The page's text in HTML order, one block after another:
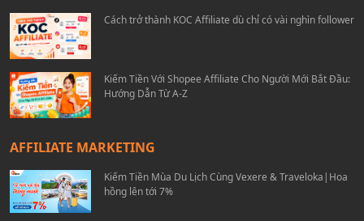
Cách trở thành KOC Affiliate dù chỉ có vài nghìn follower
Kiếm Tiền Với Shopee Affiliate Cho Người Mới Bắt Đầu:
Hướng Dẫn Từ A-Z
AFFILIATE MARKETING
Kiếm Tiền Mùa Du Lịch Cùng Vexere & Traveloka|Hoa
hồng lên tới 7%